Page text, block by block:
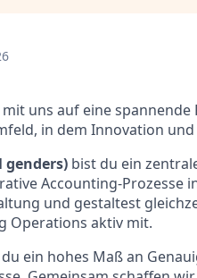
uns auf eine
in dem Innovation
bist du ein
Accounting-Prozesse
und gestaltest
Operations aktiv mit.
ein hohes Maß an